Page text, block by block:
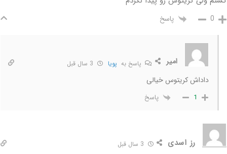
0 پاسخ
امیر پاسخ به پویا
داداش کریتوس خیالی
1 پاسخ
رز اسدی